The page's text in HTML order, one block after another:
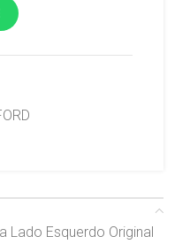
Lado Esquerdo Original